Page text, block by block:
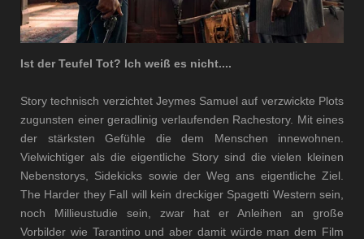
Ist der Teufel Tot? Ich weiß es nicht....
Story technisch verzichtet Jeymes Samuel auf verzwickte Plots
zugunsten einer geradlinig verlaufenden Rachestory. Mit eines
der stärksten Gefühle die dem Menschen innewohnen.
Vielwichtiger als die eigentliche Story sind die vielen kleinen
Nebenstorys, Sidekicks sowie der Weg ans eigentliche Ziel.
The Harder they Fall will kein dreckiger Spagetti Western sein,
noch Millieustudie sein, zwar hat er Anleihen an große
Vorbilder wie Tarantino und aber damit würde man dem Film